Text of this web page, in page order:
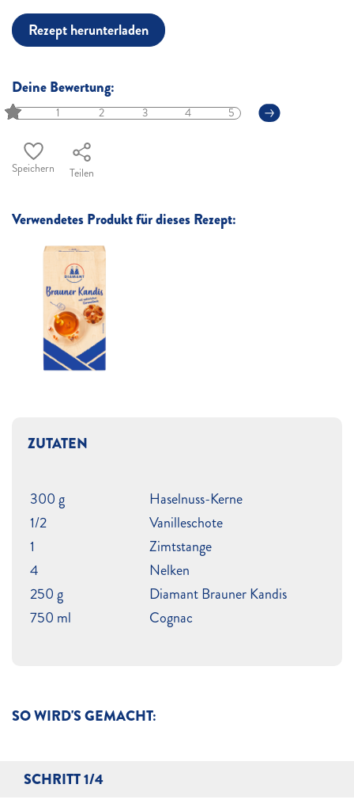
Rezept herunterladen
Deine Bewertung:
1 2 3 4 5
Speichern Teilen
Verwendetes Produkt für dieses Rezept:
SO WIRD'S GEMACHT:
SCHRITT 1/4
ZUTATEN
300 g
Haselnuss-Kerne
1/2
Vanilleschote
1
Zimtstange
4
Nelken
250 g
Diamant Brauner Kandis
750 ml
Cognac